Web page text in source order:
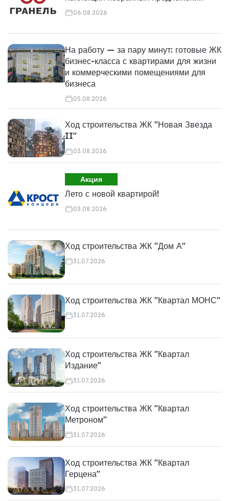
06.08.2026
На работу — за пару минут: готовые ЖК
бизнес-класса с квартирами для жизни
и коммерческими помещениями для
бизнеса
05.08.2026
Ход строительства ЖК "Новая Звезда
II"
03.08.2026
Акция
Лето с новой квартирой!
03.08.2026
Ход строительства ЖК "Дом А"
31.07.2026
Ход строительства ЖК "Квартал МОНС"
31.07.2026
Ход строительства ЖК "Квартал
Издание"
31.07.2026
Ход строительства ЖК "Квартал
Метроном"
31.07.2026
Ход строительства ЖК "Квартал
Герцена"
31.07.2026